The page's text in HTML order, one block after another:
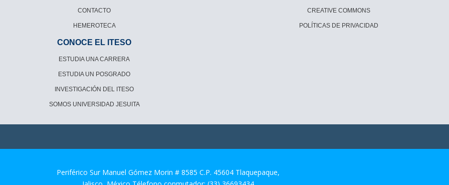
CONTACTO
HEMEROTECA
CREATIVE COMMONS
POLÍTICAS DE PRIVACIDAD
CONOCE EL ITESO
ESTUDIA UNA CARRERA
ESTUDIA UN POSGRADO
INVESTIGACIÓN DEL ITESO
SOMOS UNIVERSIDAD JESUITA
Periférico Sur Manuel Gómez Morin # 8585 C.P. 45604 Tlaquepaque,